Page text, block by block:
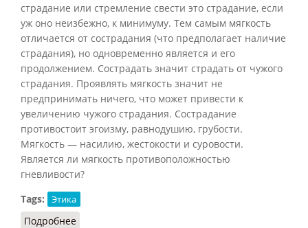
страдание или стремление свести это страдание, если
уж оно неизбежно, к минимуму. Тем самым мягкость
отличается от сострадания (что предполагает наличие
страдания), но одновременно является и его
продолжением. Сострадать значит страдать от чужого
страдания. Проявлять мягкость значит не
предпринимать ничего, что может привести к
увеличению чужого страдания. Сострадание
противостоит эгоизму, равнодушию, грубости.
Мягкость — насилию, жестокости и суровости.
Является ли мягкость противоположностью
гневливости?
Tags:
Этика
Подробнее